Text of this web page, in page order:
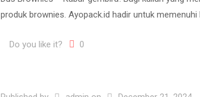
produk brownies. Ayopack.id hadir untuk
Do you like it? 0